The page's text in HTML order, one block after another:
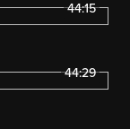
44:15
44:29